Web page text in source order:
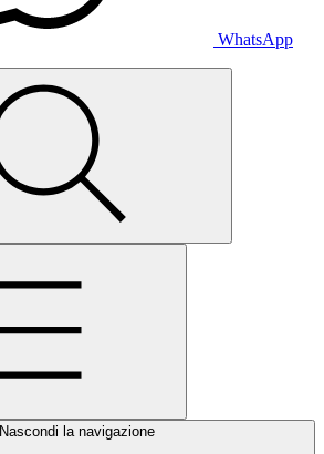
WhatsApp
Nascondi la navigazione